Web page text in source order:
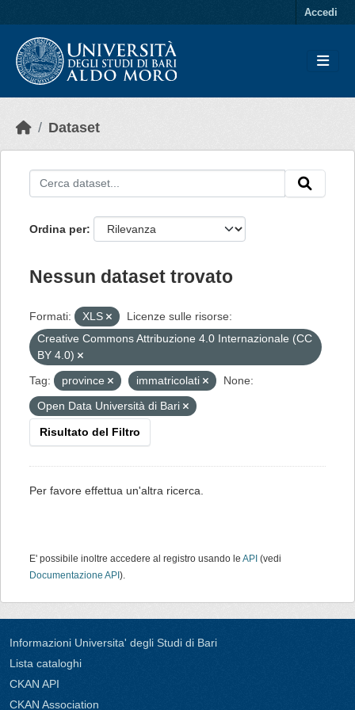
Accedi
Dataset
Ordina per
Nessun dataset trovato
Formati: XLS
Licenze sulle risorse:
Creative Commons Attribuzione 4.0 Internazionale (CC
BY 4.0)
Tag:
province immatricolati
None:
Open Data Università di Bari
Risultato del Filtro
Per favore effettua un'altra ricerca.
E' possibile inoltre accedere al registro usando le API (vedi
Documentazione API ).
Informazioni Universita' degli Studi di Bari
Lista cataloghi
CKAN API
CKAN Association